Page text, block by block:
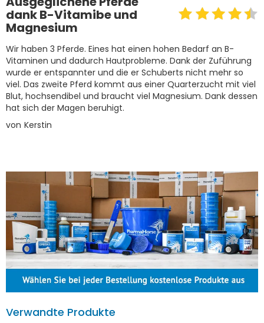
dank B-Vitamibe und
Magnesium
Wir haben 3 Pferde. Eines hat einen hohen Bedarf an B-
Vitaminen und dadurch Hautprobleme. Dank der Zuführung
wurde er entspannter und die er Schuberts nicht mehr so
viel. Das zweite Pferd kommt aus einer Quarterzucht mit viel
Blut, hochsendibel und braucht viel Magnesium. Dank dessen
hat sich der Magen beruhigt.
von Kerstin
Verwandte Produkte